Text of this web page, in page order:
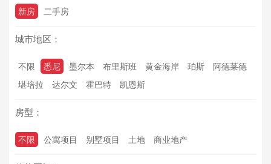
新房 二手房
城市地区：
不限 悉尼 墨尔本 布里斯班 黄金海岸 珀斯
阿德莱德
堪培拉
达尔文 霍巴特 凯恩斯
房型：
不限 公寓项目 别墅项目 土地 商业地产